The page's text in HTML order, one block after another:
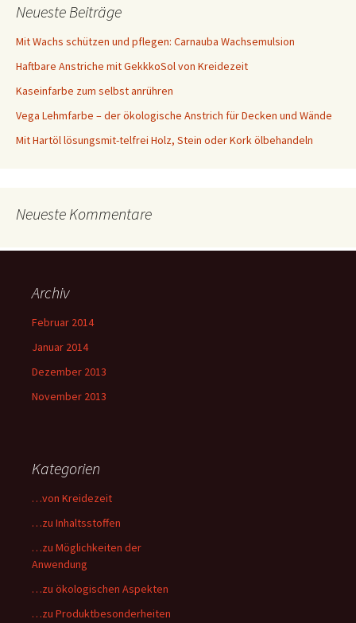
Neueste Beiträge
Mit Wachs schützen und pflegen: Carnauba Wachsemulsion
Haftbare Anstriche mit GekkkoSol von Kreidezeit
Kaseinfarbe zum selbst anrühren
Vega Lehmfarbe – der ökologische Anstrich für Decken und Wände
Mit Hartöl lösungsmit-telfrei Holz, Stein oder Kork ölbehandeln
Neueste Kommentare
Archiv
Februar 2014
Januar 2014
Dezember 2013
November 2013
Kategorien
…von Kreidezeit
…zu Inhaltsstoffen
…zu Möglichkeiten der
Anwendung
…zu ökologischen Aspekten
…zu Produktbesonderheiten